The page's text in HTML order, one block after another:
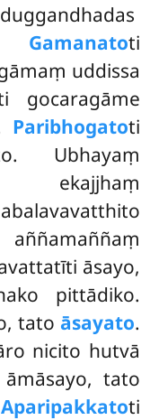
Gamanatoti
uddissa
gocaragāme
Paribhogatoti
Ubhayaṃ
ekajjhaṃ
āsayo,
pittādiko.
tato āsayato.
nicito hutvā
tato
ti